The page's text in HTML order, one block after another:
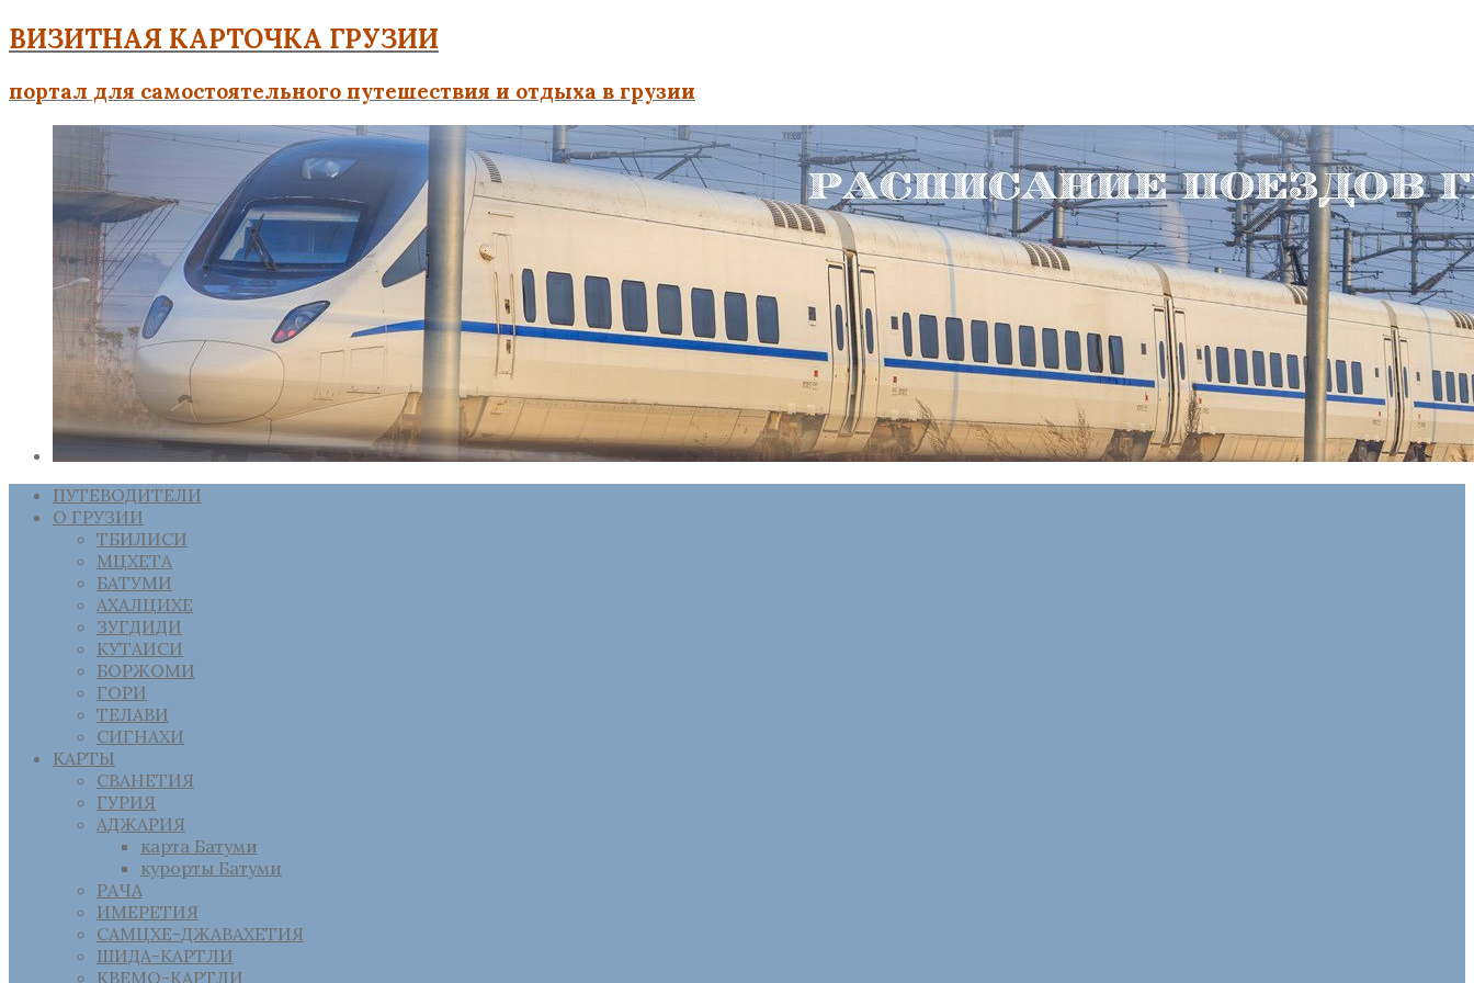
ВИЗИТНАЯ КАРТОЧКА ГРУЗИИ
портал для самостоятельного путешествия и отдыха в грузии
ПУТЕВОДИТЕЛИ
О ГРУЗИИ
ТБИЛИСИ
МЦХЕТА
БАТУМИ
АХАЛЦИХЕ
ЗУГДИДИ
КУТАИСИ
БОРЖОМИ
ГОРИ
ТЕЛАВИ
СИГНАХИ
КАРТЫ
СВАНЕТИЯ
ГУРИЯ
АДЖАРИЯ
карта Батуми
курорты Батуми
РАЧА
ИМЕРЕТИЯ
САМЦХЕ-ДЖАВАХЕТИЯ
ШИДА-КАРТЛИ
КВЕМО-КАРТЛИ